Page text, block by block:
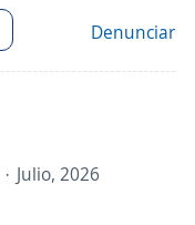
Denunciar
Julio, 2026